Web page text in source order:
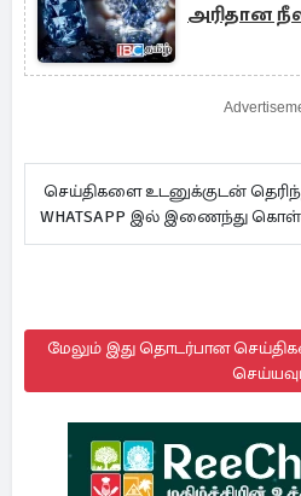
அரிதான
செய்திகளை உடனுக்குடன்
WHATSAPP இல் இணைந்து
மேலும் இது தொடர்பான